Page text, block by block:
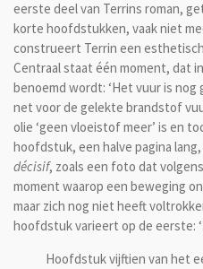
eerste deel van Terrins roman,
korte hoofdstukken, vaak niet
construeert Terrin een
Centraal staat één moment, dat
benoemd wordt: ‘Het vuur is nog
net voor de gelekte brandstof
olie ‘geen vloeistof meer’ is en
hoofdstuk, een halve pagina
décisif, zoals een foto dat
moment waarop een beweging
maar zich nog niet heeft
hoofdstuk varieert op de eerste:
Hoofdstuk vijftien van het